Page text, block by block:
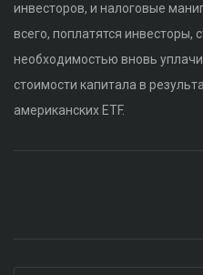
инвесторов, и налоговые
всего, поплатятся инвесторы,
необходимостью вновь
стоимости капитала в
американских ETF.